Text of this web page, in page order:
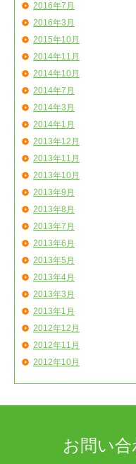
2016年7月
2016年3月
2015年10月
2014年11月
2014年10月
2014年7月
2014年3月
2014年1月
2013年12月
2013年11月
2013年10月
2013年9月
2013年8月
2013年7月
2013年6月
2013年5月
2013年4月
2013年3月
2013年1月
2012年12月
2012年11月
2012年10月
お問い